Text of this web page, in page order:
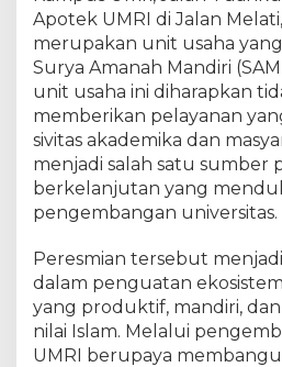
j
i
r
E
f
e
n
d
y
e
s
m
i
k
Apotek UMRI di Jalan
merupakan unit usaha
Surya Amanah Mandiri
unit usaha ini diharapkan
memberikan pelayanan
sivitas akademika dan
menjadi salah satu sumber
berkelanjutan yang
pengembangan universitas.
Peresmian tersebut
dalam penguatan
yang produktif, mandiri,
nilai Islam. Melalui
UMRI berupaya